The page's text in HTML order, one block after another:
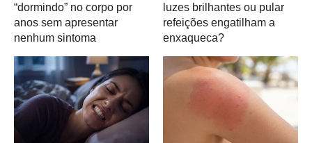
“dormindo” no corpo por
anos sem apresentar
nenhum sintoma
luzes brilhantes ou pular
refeições engatilham a
enxaqueca?